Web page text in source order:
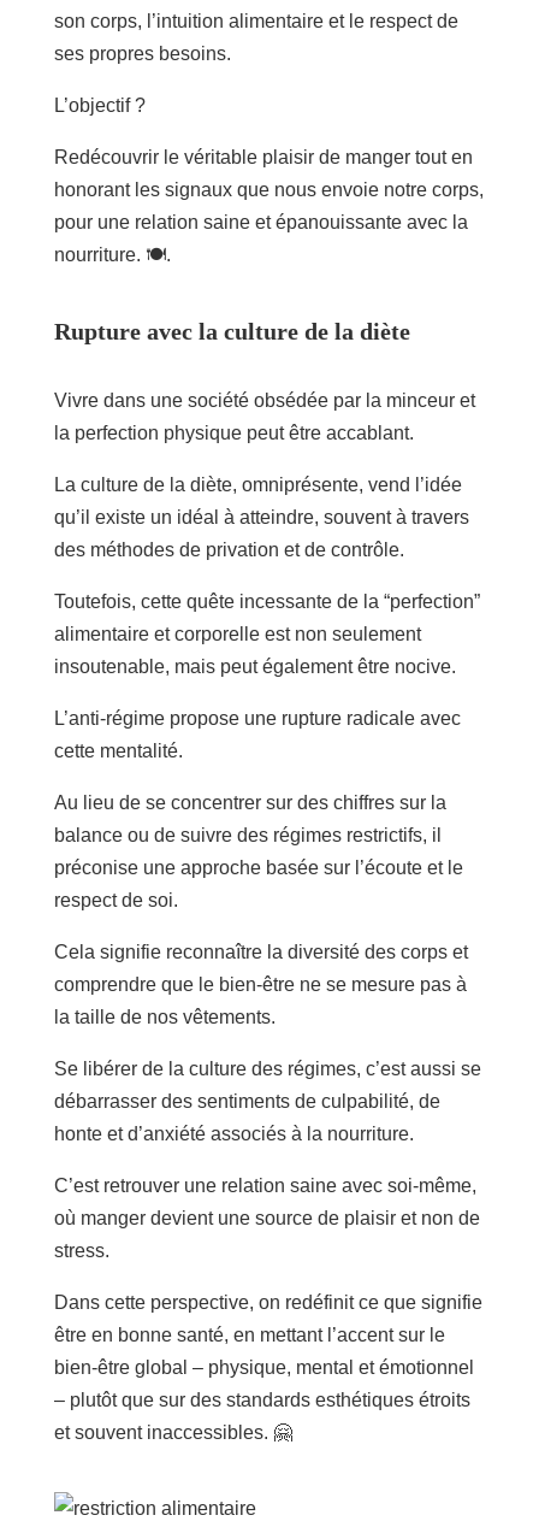
son corps, l’intuition alimentaire et le respect de
ses propres besoins.
L’objectif ?
Redécouvrir le véritable plaisir de manger tout en
honorant les signaux que nous envoie notre corps,
pour une relation saine et épanouissante avec la
nourriture. 🍽️.
Rupture avec la culture de la diète
Vivre dans une société obsédée par la minceur et
la perfection physique peut être accablant.
La culture de la diète, omniprésente, vend l’idée
qu’il existe un idéal à atteindre, souvent à travers
des méthodes de privation et de contrôle.
Toutefois, cette quête incessante de la “perfection”
alimentaire et corporelle est non seulement
insoutenable, mais peut également être nocive.
L’anti-régime propose une rupture radicale avec
cette mentalité.
Au lieu de se concentrer sur des chiffres sur la
balance ou de suivre des régimes restrictifs, il
préconise une approche basée sur l’écoute et le
respect de soi.
Cela signifie reconnaître la diversité des corps et
comprendre que le bien-être ne se mesure pas à
la taille de nos vêtements.
Se libérer de la culture des régimes, c’est aussi se
débarrasser des sentiments de culpabilité, de
honte et d’anxiété associés à la nourriture.
C’est retrouver une relation saine avec soi-même,
où manger devient une source de plaisir et non de
stress.
Dans cette perspective, on redéfinit ce que signifie
être en bonne santé, en mettant l’accent sur le
bien-être global – physique, mental et émotionnel
– plutôt que sur des standards esthétiques étroits
et souvent inaccessibles. 🤗